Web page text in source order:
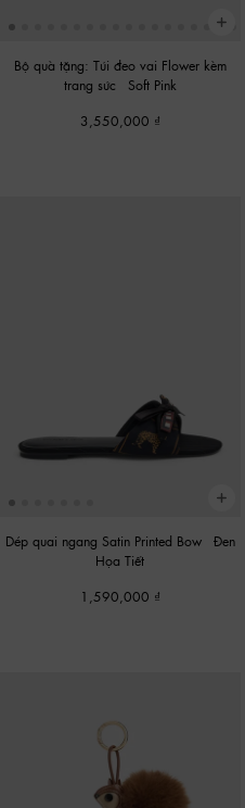
Bộ quà tặng: Túi đeo vai Flower kèm
trang sức
Soft Pink
3,550,000
Dép quai ngang Satin Printed Bow
Đen
Họa Tiết
1,590,000